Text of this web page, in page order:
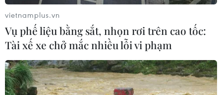
06/08/2026 22:47
Kinh nghiệm Đổi mới của Việt Nam
hỗ trợ Lào xây dựng nền kinh tế độc
lập, tự chủ
06/08/2026 15:32
vietnamplus.vn
Vụ phế liệu bằng sắt, nhọn rơi trên cao tốc:
Tài xế xe chở mắc nhiều lỗi vi phạm